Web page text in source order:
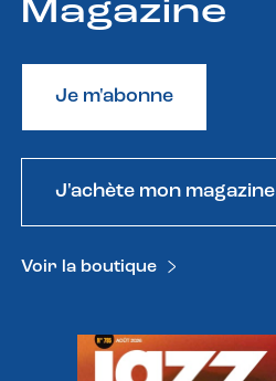
Magazine
Je m'abonne
J'achète mon magazine
Voir la boutique